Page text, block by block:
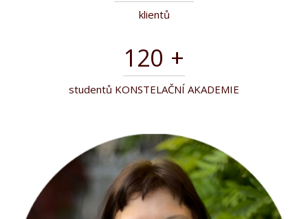
klientů
120 +
studentů KONSTELAČNÍ AKADEMIE